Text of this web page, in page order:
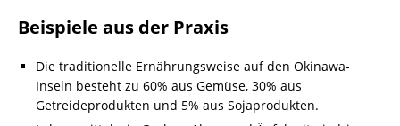
Beispiele aus der Praxis
Die traditionelle Ernährungsweise auf den Okinawa-
Inseln besteht zu 60% aus Gemüse, 30% aus
Getreideprodukten und 5% aus Sojaprodukten.